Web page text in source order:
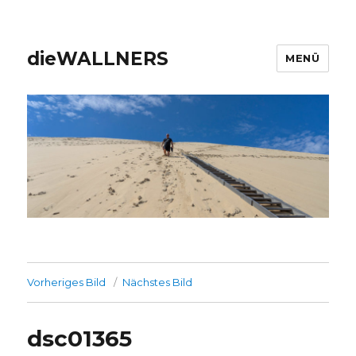
dieWALLNERS MENÜ
Vorheriges Bild Nächstes Bild
dsc01365